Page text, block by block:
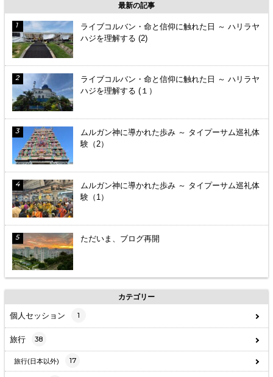
最新の記事
ライブコルバン・命と信仰に触れた日 ～ ハリラヤ
ハジを理解する (2)
ライブコルバン・命と信仰に触れた日 ～ ハリラヤ
ハジを理解する (１）
ムルガン神に導かれた歩み ～ タイプーサム巡礼体
験（2）
ムルガン神に導かれた歩み ～ タイプーサム巡礼体
験（1）
ただいま、ブログ再開
カテゴリー
個人セッション 1
旅行 38
旅行(日本以外) 17